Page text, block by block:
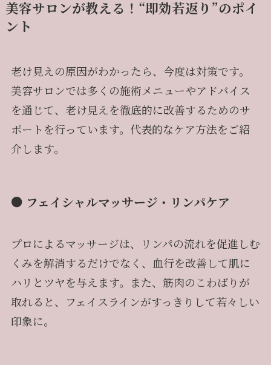
美容サロンが教える！“即効若返り”のポイ
ント
老け見えの原因がわかったら、今度は対策です。
美容サロンでは多くの施術メニューやアドバイス
を通じて、老け見えを徹底的に改善するためのサ
ポートを行っています。代表的なケア方法をご紹
介します。
● フェイシャルマッサージ・リンパケア
プロによるマッサージは、リンパの流れを促進しむ
くみを解消するだけでなく、血行を改善して肌に
ハリとツヤを与えます。また、筋肉のこわばりが
取れると、フェイスラインがすっきりして若々しい
印象に。